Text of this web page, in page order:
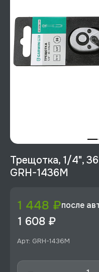
Трещотка, 1/4",
GRH-1436M
1 448 ₽после
1 608 ₽
Арт: GRH-1436M